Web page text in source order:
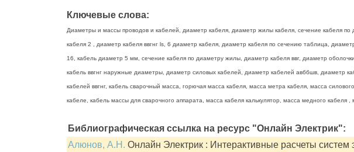
Ключевые слова:
Диаметры и массы проводов и кабелей, диаметр кабеля, диаметр жилы кабеля, сечение кабеля
кабеля 2 , диаметр кабеля ввгнг ls, 6 диаметр кабеля, диаметр кабеля по сечению таблица,
16, кабель диаметр 5 мм, сечение кабеля по диаметру жилы, диаметр кабеля ввг, диаметр
кабель ввгнг наружные диаметры, диаметр силовых кабелей, диаметр кабелей авббшв, диаметр
кабелей ввгнг, кабель сварочный масса, горючая масса кабеля, масса метра кабеля, масса
кабеле, кабель массы для сварочного аппарата, масса кабеля калькулятор, масса медного
Библиографическая ссылка на ресурс "Онлайн Электрик":
Алюнов, А.Н. Онлайн Электрик : Интерактивные расчеты